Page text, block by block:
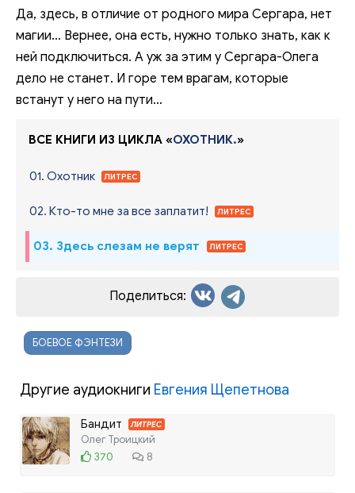
Да, здесь, в отличие от родного мира Сергара, нет
магии… Вернее, она есть, нужно только знать, как к
ней подключиться. А уж за этим у Сергара-Олега
дело не станет. И горе тем врагам, которые
встанут у него на пути…
ВСЕ КНИГИ ИЗ ЦИКЛА «ОХОТНИК.»
01. Охотник ЛИТРЕС
02. Кто-то мне за все заплатит! ЛИТРЕС
03. Здесь слезам не верят ЛИТРЕС
Поделиться:
БОЕВОЕ ФЭНТЕЗИ
Другие аудиокниги Евгения Щепетнова
Бандит ЛИТРЕС
Олег Троицкий
370
8